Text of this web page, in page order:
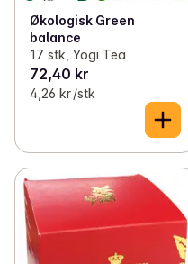
Økologisk Green
balance
17 stk, Yogi Tea
72,40 kr
4,26 kr /stk